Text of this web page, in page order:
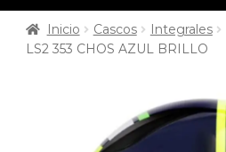
Inicio Cascos Integrales
LS2 353 CHOS AZUL BRILLO